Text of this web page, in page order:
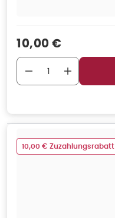
Verkaufspreis
10,00 €
10,00 € Zuzahlungsrabatt